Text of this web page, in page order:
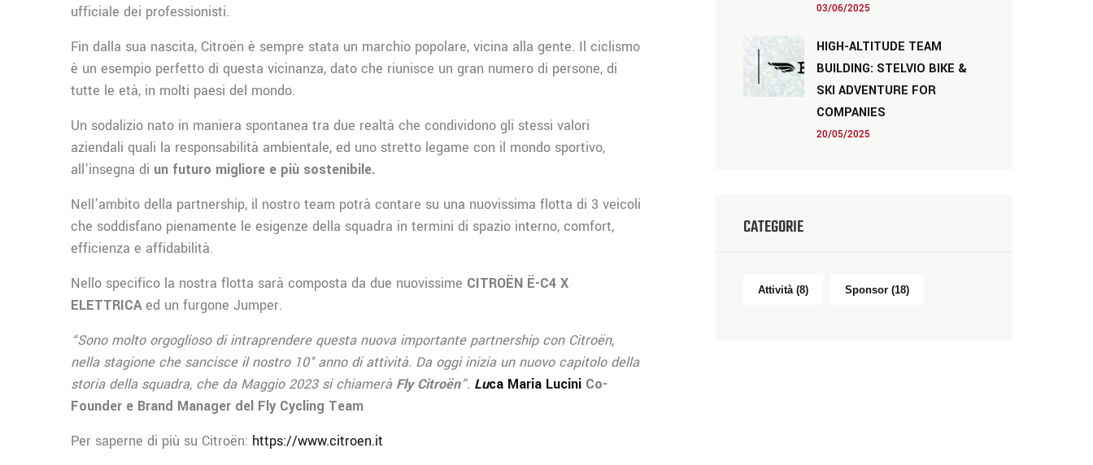
ufficiale dei professionisti.
Fin dalla sua nascita, Citroën è sempre stata un marchio popolare, vicina alla gente. Il ciclismo
è un esempio perfetto di questa vicinanza, dato che riunisce un gran numero di persone, di
tutte le età, in molti paesi del mondo.
Un sodalizio nato in maniera spontanea tra due realtà che condividono gli stessi valori
aziendali quali la responsabilità ambientale, ed uno stretto legame con il mondo sportivo,
all’insegna di un futuro migliore e più sostenibile.
Nell’ambito della partnership, il nostro team potrà contare su una nuovissima flotta di 3 veicoli
che soddisfano pienamente le esigenze della squadra in termini di spazio interno, comfort,
efficienza e affidabilità.
Nello specifico la nostra flotta sarà composta da due nuovissime CITROËN Ë-C4 X
ELETTRICAed un furgone Jumper.
“Sono molto orgoglioso di intraprendere questa nuova importante partnership con Citroën,
nella stagione che sancisce il nostro 10° anno di attività. Da oggi inizia un nuovo capitolo della
storia della squadra, che da Maggio 2023 si chiamerà Fly Citroën”. Luca Maria Lucini Co-
Founder e Brand Manager del Fly Cycling Team
Per saperne di più su Citroën: https://www.citroen.it
03/06/2025
HIGH-ALTITUDE TEAM
BUILDING: STELVIO BIKE &
SKI ADVENTURE FOR
COMPANIES
20/05/2025
CATEGORIE
Attività(8) Sponsor (18)